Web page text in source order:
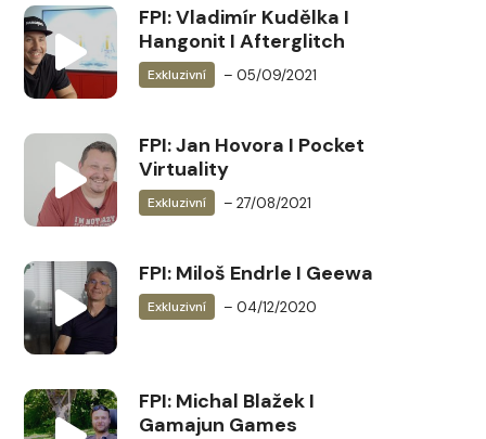
FPI: Vladimír Kudělka I
Hangonit I Afterglitch
Exkluzivní – 05/09/2021
FPI: Jan Hovora I Pocket
Virtuality
Exkluzivní – 27/08/2021
FPI: Miloš Endrle I Geewa
Exkluzivní – 04/12/2020
FPI: Michal Blažek I
Gamajun Games